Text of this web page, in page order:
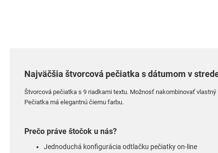
Najväčšia štvorcová pečiatka s dátumom v
Štvorcová pečiatka s 9 riadkami textu. Možnosť nakombinovať
Pečiatka má elegantnú čiernu farbu.
Prečo práve štočok u nás?
Jednoduchá konfigurácia odtlačku pečiatky on-line